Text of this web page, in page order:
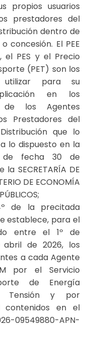
propios usuarios
prestadores del
dentro de
concesión. El PEE
el PES y el Precio
(PET) son los
para su
en los
de los Agentes
Prestadores del
que lo
lo dispuesto en la
de fecha 30 de
SECRETARÍA DE
DE ECONOMÍA
de la precitada
establece, para el
entre el 1º de
de 2026, los
a cada Agente
por el Servicio
de Energía
Tensión y por
contenidos en el
APN-